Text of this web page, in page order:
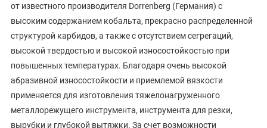
от известного производителя Dorrenberg (Германия) с
высоким содержанием кобальта, прекрасно распределенной
структурой карбидов, а также с отсутствием сегрегаций,
высокой твердостью и высокой износостойкостью при
повышенных температурах. Благодаря очень высокой
абразивной износостойкости и приемлемой вязкости
применяется для изготовления тяжелонагруженного
металлорежущего инструмента, инструмента для резки,
вырубки и глубокой вытяжки. За счет возможности